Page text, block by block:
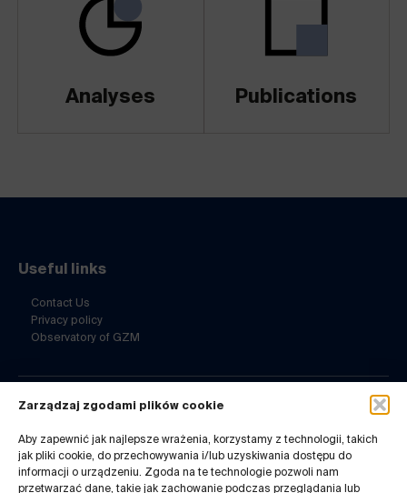
Zarządzaj zgodami plików cookie
Aby zapewnić jak najlepsze wrażenia, korzystamy z technologii, takich
jak pliki cookie, do przechowywania i/lub uzyskiwania dostępu do
informacji o urządzeniu. Zgoda na te technologie pozwoli nam
przetwarzać dane, takie jak zachowanie podczas przeglądania lub
Analyses Publications
Contact Us
ul. Barbary 21a
40-053 Katowice
32 7180-741
Useful links
Contact Us
Privacy policy
Observatory of GZM